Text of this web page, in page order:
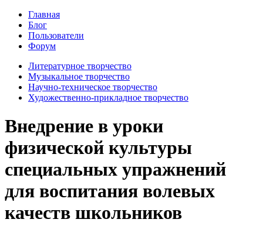
Главная
Блог
Пользователи
Форум
Литературное творчество
Музыкальное творчество
Научно-техническое творчество
Художественно-прикладное творчество
Внедрение в уроки
физической культуры
специальных упражнений
для воспитания волевых
качеств школьников